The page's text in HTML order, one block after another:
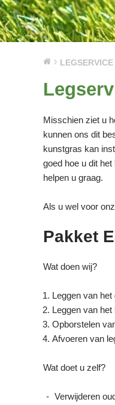
LEGSERVICE
Misschien ziet u
kunnen ons dit
kunstgras kan
goed hoe u dit
helpen u graag.
Als u wel voor
Pakket
Wat doen wij?
Leggen van
Leggen van
Opborstelen
Afvoeren van
Wat doet u zelf?
Verwijderen